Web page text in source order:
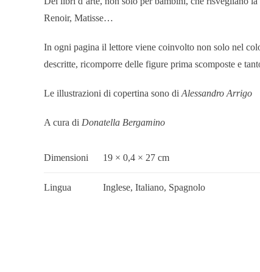
Renoir, Matisse…
In ogni pagina il lettore viene coinvolto non solo nel
descritte, ricomporre delle figure prima scomposte e
Le illustrazioni di copertina sono di Alessandro Arrigo
A cura di Donatella Bergamino
Dimensioni 19 × 0,4 × 27 cm
Lingua Inglese, Italiano, Spagnolo